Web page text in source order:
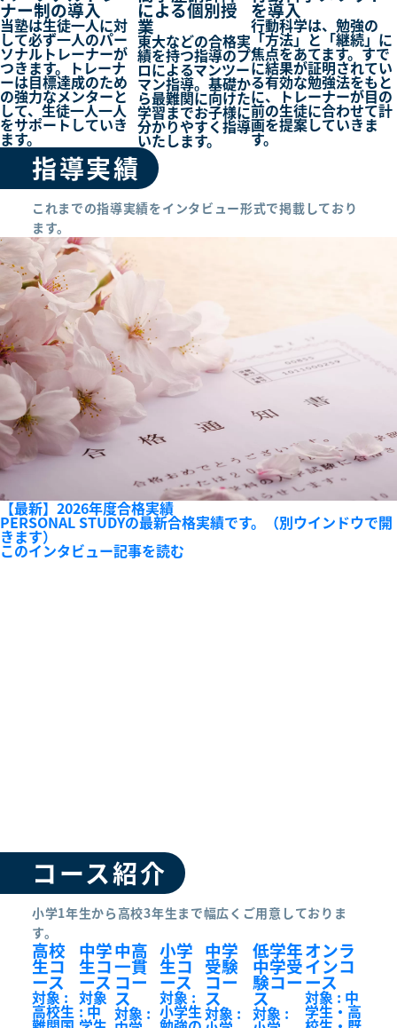
ナー制の導入
当塾は生徒一人に対
して必ず一人のパー
ソナルトレーナーが
つきます。トレーナ
ーは目標達成のため
の強力なメンターと
して、生徒一人一人
をサポートしていき
ます。
による個別授
業
東大などの合格実
績を持つ指導のプ
ロによるマンツー
マン指導。基礎か
ら最難関に向けた
学習までお子様に
分かりやすく指導
いたします。
を導入
行動科学は、勉強の
「方法」と「継続」に
焦点をあてます。すで
に結果が証明されてい
る有効な勉強法をもと
に、トレーナーが目の
前の生徒に合わせて計
画を提案していきま
す。
指導実績
これまでの指導実績をインタビュー形式で掲載しており
ます。
【最新】2026年度合格実績
PERSONAL STUDYの最新合格実績です。（別ウインドウで開
きます）
このインタビュー記事を読む
コース紹介
小学1年生から高校3年生まで幅広くご用意しておりま
す。
高校
生コ
ース
対象 :
高校生
中学
生コ
ース
対象
: 中
中高
一貫
コー
ス
対象 :
小学
生コ
ース
対象 :
小学生
中学
受験
コー
ス
対象 :
低学年
中学受
験コー
ス
対象 :
オンラ
インコ
ース
対象 : 中
学生・高